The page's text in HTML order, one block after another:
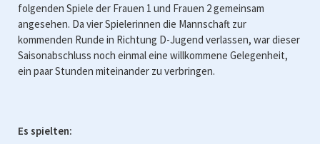
folgenden Spiele der Frauen 1 und Frauen 2 gemeinsam
angesehen. Da vier Spielerinnen die Mannschaft zur
kommenden Runde in Richtung D-Jugend verlassen, war dieser
Saisonabschluss noch einmal eine willkommene Gelegenheit,
ein paar Stunden miteinander zu verbringen.
Es spielten: